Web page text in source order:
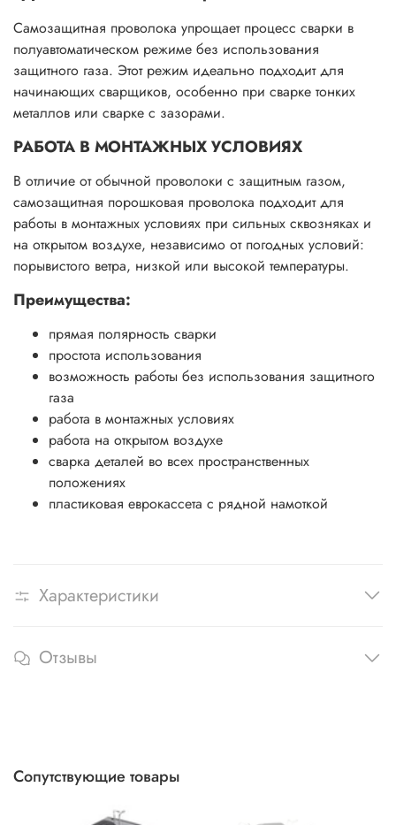
Самозащитная проволока упрощает процесс сварки в
полуавтоматическом режиме без использования
защитного газа. Этот режим идеально подходит для
начинающих сварщиков, особенно при сварке тонких
металлов или сварке с зазорами.
РАБОТА В МОНТАЖНЫХ УСЛОВИЯХ
В отличие от обычной проволоки с защитным газом,
самозащитная порошковая проволока подходит для
работы в монтажных условиях при сильных сквозняках и
на открытом воздухе, независимо от погодных условий:
порывистого ветра, низкой или высокой температуры.
Преимущества:
прямая полярность сварки
простота использования
возможность работы без использования защитного
газа
работа в монтажных условиях
работа на открытом воздухе
сварка деталей во всех пространственных
положениях
пластиковая еврокассета с рядной намоткой
Характеристики
Отзывы
Сопутствующие товары